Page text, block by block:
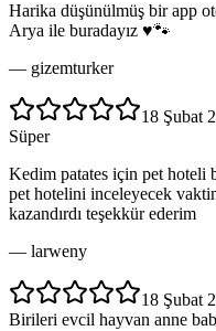
Harika düşünülmüş bir app
Arya ile buradayız ♥️🐾
— gizemturker
18 Şubat
Süper
Kedim patates için pet hoteli
pet hotelini inceleyecek
kazandırdı teşekkür ederim
— larweny
18 Şubat
Birileri evcil hayvan anne